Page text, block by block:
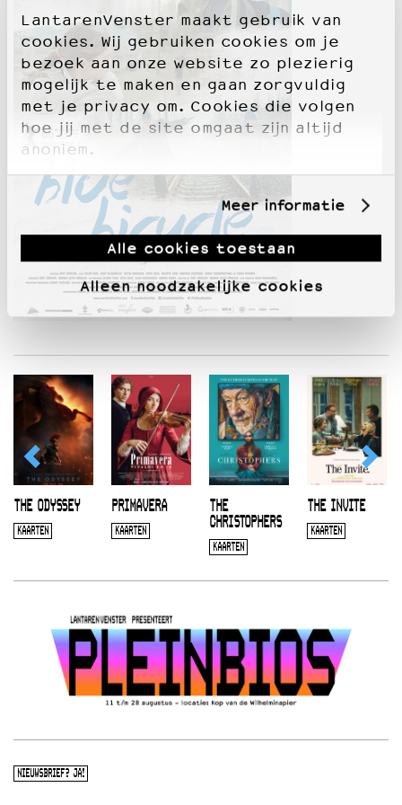
LantarenVenster maakt gebruik van
cookies. Wij gebruiken cookies om je
bezoek aan onze website zo plezierig
mogelijk te maken en gaan zorgvuldig
met je privacy om. Cookies die volgen
hoe jij met de site omgaat zijn altijd
anoniem.
Meer informatie
Alle cookies toestaan
Alleen noodzakelijke cookies
THE ODYSSEY
KAARTEN
PRIMAVERA
KAARTEN
THE
CHRISTOPHERS
KAARTEN
THE INVITE
KAARTEN
NIEUWSBRIEF? JA!